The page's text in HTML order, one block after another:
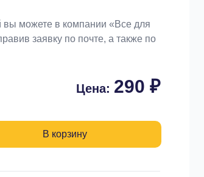
вы можете в компании «Bce для
заявку по почте, а также по
Цена: 290 ₽
В корзину